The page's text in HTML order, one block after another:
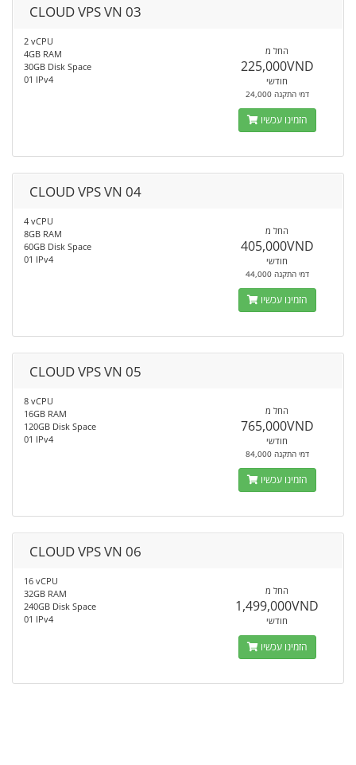
CLOUD VPS VN 03
2 vCPU
4GB RAM
30GB Disk Space
01 IPv4
החל מ
225,000VND
חודשי
24,000 דמי התקנה
הזמינו עכשיו
CLOUD VPS VN 04
4 vCPU
8GB RAM
60GB Disk Space
01 IPv4
החל מ
405,000VND
חודשי
44,000 דמי התקנה
הזמינו עכשיו
CLOUD VPS VN 05
8 vCPU
16GB RAM
120GB Disk Space
01 IPv4
החל מ
765,000VND
חודשי
84,000 דמי התקנה
הזמינו עכשיו
CLOUD VPS VN 06
16 vCPU
32GB RAM
240GB Disk Space
01 IPv4
החל מ
1,499,000VND
חודשי
הזמינו עכשיו